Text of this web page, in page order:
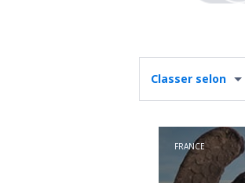
Classer selon
FRANCE